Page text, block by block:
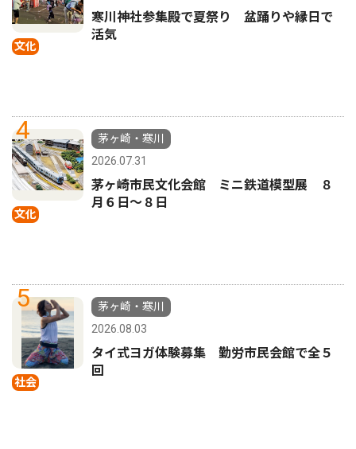
文化
寒川神社参集殿で夏祭り 盆踊りや縁日で
活気
4
文化
茅ヶ崎・寒川
2026.07.31
茅ヶ崎市民文化会館 ミニ鉄道模型展 ８
月６日〜８日
5
社会
茅ヶ崎・寒川
2026.08.03
タイ式ヨガ体験募集 勤労市民会館で全５
回